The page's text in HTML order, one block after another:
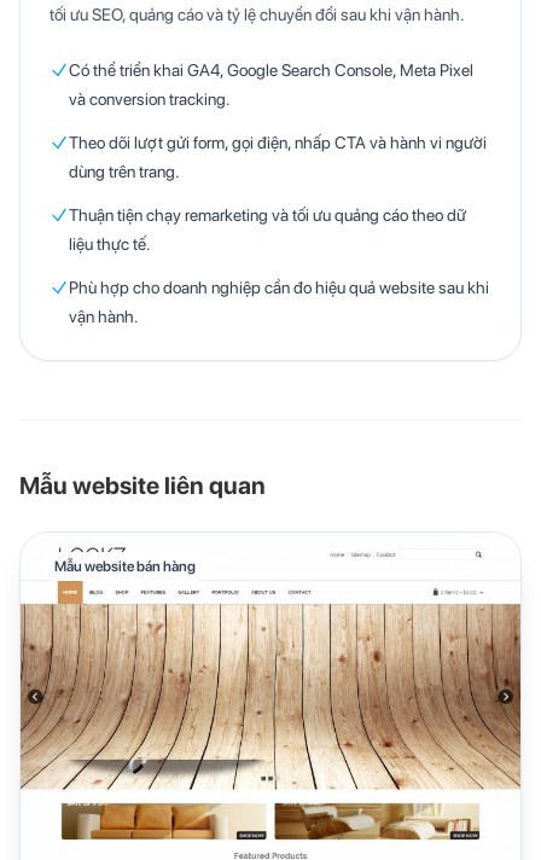
tối ưu SEO, quảng cáo và tỷ lệ chuyển đổi sau khi vận hành.
Có thể triển khai GA4, Google Search Console, Meta Pixel
và conversion tracking.
Theo dõi lượt gửi form, gọi điện, nhấp CTA và hành vi người
dùng trên trang.
Thuận tiện chạy remarketing và tối ưu quảng cáo theo dữ
liệu thực tế.
Phù hợp cho doanh nghiệp cần đo hiệu quả website sau khi
vận hành.
Mẫu website liên quan
Mẫu website bán hàng